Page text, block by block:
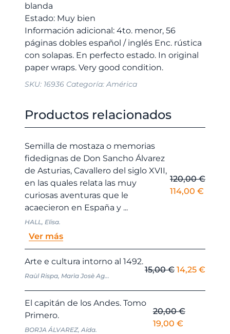
blanda
Estado: Muy bien
Información adicional: 4to. menor, 56
páginas dobles español / inglés Enc. rústica
con solapas. En perfecto estado. In original
SKU: 16936 Categoría:América
Productos relacionados
Semilla de mostaza o memorias
fidedignas de Don Sancho Álvarez
de Asturias, Cavallero del siglo XVII,
en las quales relata las muy
curiosas aventuras que le
acaecieron en España y ...
HALL, Elisa.
120,00€
El
114,00 €
Ver más
Arte e cultura intorno al 1492.
Raùl Rispa, Marìa Josè Ag...
15,00€ El
original
era:
15,00 €.
14,25 €
El capitán de los Andes. Tomo
Primero.
BORJA ÁLVAREZ, Aída.
20,00€
El
19,00 €El